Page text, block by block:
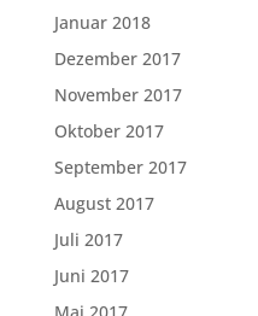
Januar 2018
Dezember 2017
November 2017
Oktober 2017
September 2017
August 2017
Juli 2017
Juni 2017